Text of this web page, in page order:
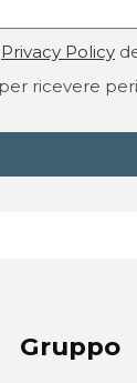
Privacy Policy
ricevere
Gruppo